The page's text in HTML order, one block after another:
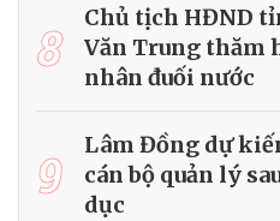
8
Chủ tịch HĐND
Văn Trung thăm
nhân đuối nước
9
Lâm Đồng dự
cán bộ quản lý
dục